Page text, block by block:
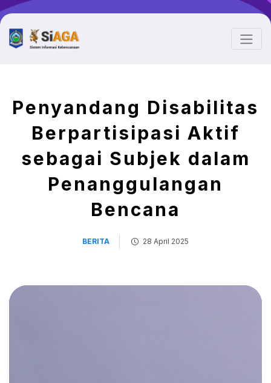
Penyandang Disabilitas
Berpartisipasi Aktif
sebagai Subjek dalam
Penanggulangan
Bencana
BERITA 28 April 2025